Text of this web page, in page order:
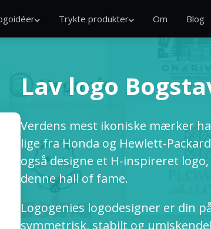
Trykte produkter Om Blog
Lav logo
Verdens mest ikoniske mærker
lige fra Honda og Hewlett-
også designe et H-inspireret
denne hall of fame.
Logogenies logodesigner er din
symmetrisk, stabilt og